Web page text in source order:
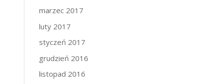
marzec 2017
luty 2017
styczeń 2017
grudzień 2016
listopad 2016